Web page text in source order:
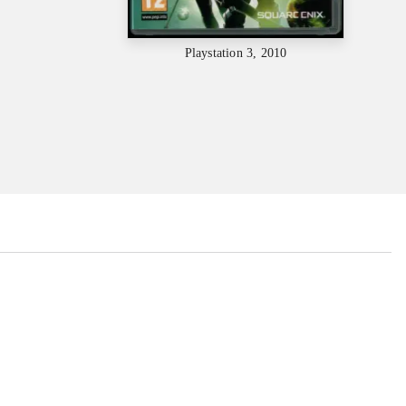
Playstation 3, 2010